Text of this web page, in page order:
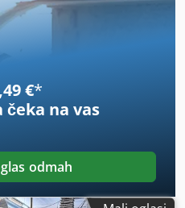
je mehanički proces bez
provoditi hladno ili
kvalitete površine (te time
€*
čeka na vas
odmah